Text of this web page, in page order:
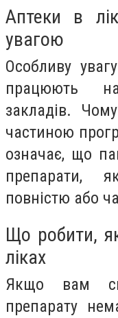
Аптеки в
увагою
Особливу
працюють
закладів.
частиною
означає, що
препарати,
повністю або
Що робити,
ліках
Якщо вам
препарату